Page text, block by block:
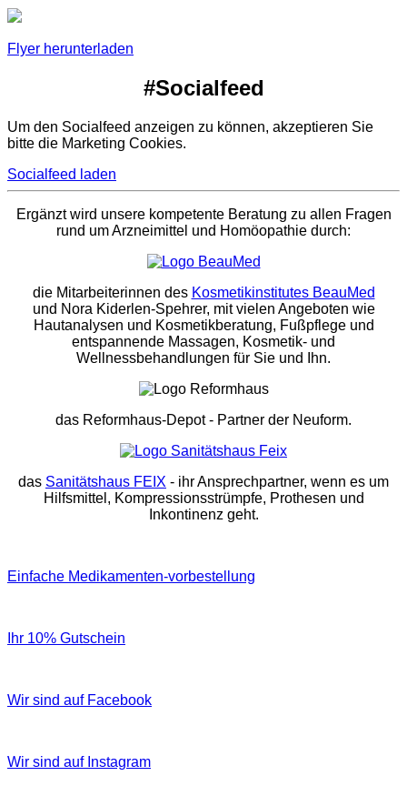
Flyer herunterladen
#Socialfeed
Um den Socialfeed anzeigen zu können, akzeptieren Sie
bitte die Marketing Cookies.
Socialfeed laden
Ergänzt wird unsere kompetente Beratung zu allen Fragen
rund um Arzneimittel und Homöopathie durch:
die Mitarbeiterinnen des Kosmetikinstitutes BeauMed
und Nora Kiderlen-Spehrer, mit vielen Angeboten wie
Hautanalysen und Kosmetikberatung, Fußpflege und
entspannende Massagen, Kosmetik- und
Wellnessbehandlungen für Sie und Ihn.
das Reformhaus-Depot- Partner der Neuform.
das Sanitätshaus FEIX - ihr Ansprechpartner, wenn es um
Hilfsmittel, Kompressionsstrümpfe, Prothesen und
Inkontinenz geht.
Einfache Medikamenten-vorbestellung
Ihr 10% Gutschein
Wir sind auf Facebook
Wir sind auf Instagram